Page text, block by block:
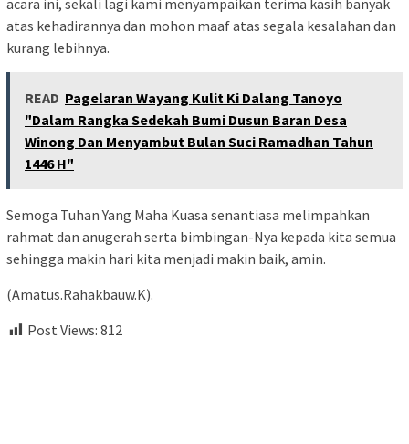
acara ini, sekali lagi kami menyampaikan terima kasih banyak
atas kehadirannya dan mohon maaf atas segala kesalahan dan
kurang lebihnya.
READ Pagelaran Wayang Kulit Ki Dalang Tanoyo
"Dalam Rangka Sedekah Bumi Dusun Baran Desa
Winong Dan Menyambut Bulan Suci Ramadhan Tahun
1446 H"
Semoga Tuhan Yang Maha Kuasa senantiasa melimpahkan
rahmat dan anugerah serta bimbingan-Nya kepada kita semua
sehingga makin hari kita menjadi makin baik, amin.
(Amatus.Rahakbauw.K).
Post Views: 812